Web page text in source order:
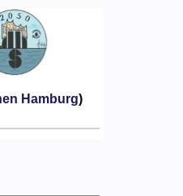
Hamburg)